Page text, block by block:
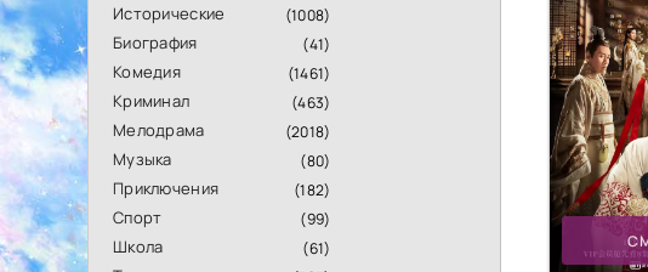
Исторические (1008)
Биография (41)
Комедия (1461)
Криминал (463)
Мелодрама (2018)
Музыка (80)
Приключения (182)
Спорт (99)
Школа (61)